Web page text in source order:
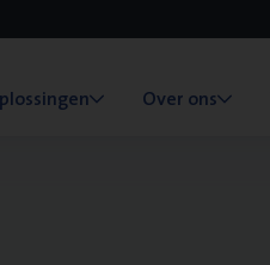
Over ons